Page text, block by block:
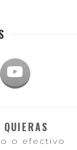
QUIERAS
o efectivo